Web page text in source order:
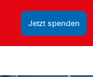
Jetzt spenden